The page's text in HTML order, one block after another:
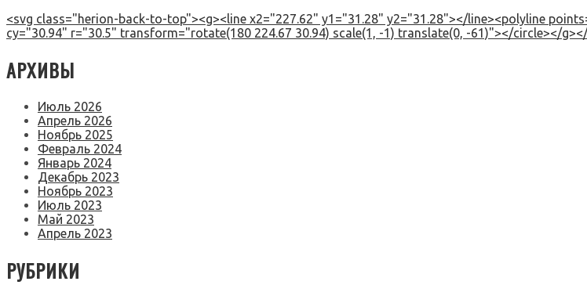
<svg class="herion-back-to-top"><g><line x2="227.62" y1="31.28" y2="31.28"></line><polyline
cy="30.94" r="30.5" transform="rotate(180 224.67 30.94) scale(1, -1) translate(0, -61)"></circle></
АРХИВЫ
Июль 2026
Апрель 2026
Ноябрь 2025
Февраль 2024
Январь 2024
Декабрь 2023
Ноябрь 2023
Июль 2023
Май 2023
Апрель 2023
РУБРИКИ